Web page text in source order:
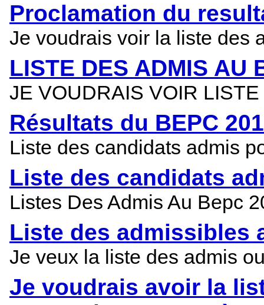
Proclamation du
Je voudrais voir la liste des
LISTE DES ADMIS AU
JE VOUDRAIS VOIR
Résultats du BEPC
Liste des candidats admis
Liste des candidats
Listes Des Admis Au Bepc
Liste des admissibles
Je veux la liste des admis
Je voudrais avoir la